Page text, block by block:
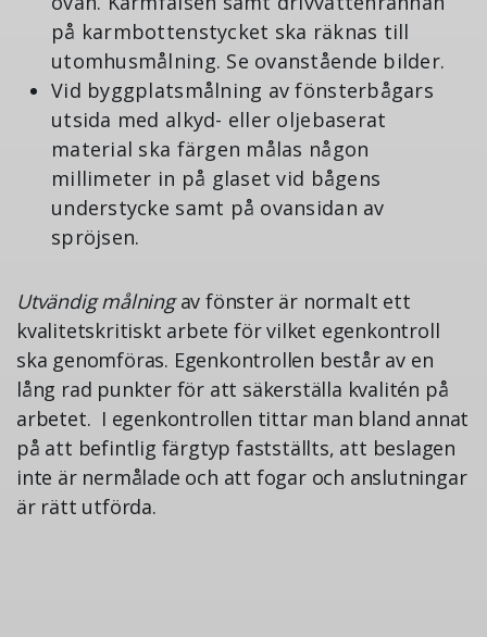
på karmbottenstycket ska räknas till
utomhusmålning. Se ovanstående bilder.
Vid byggplatsmålning av fönsterbågars
utsida med alkyd- eller oljebaserat
material ska färgen målas någon
millimeter in på glaset vid bågens
understycke samt på ovansidan av
spröjsen.
Utvändig målningav fönster är normalt ett
kvalitetskritiskt arbete för vilket egenkontroll
ska genomföras. Egenkontrollen består av en
lång rad punkter för att säkerställa kvalitén på
arbetet. I egenkontrollen tittar man bland annat
på att befintlig färgtyp fastställts, att beslagen
inte är nermålade och att fogar och anslutningar
är rätt utförda.